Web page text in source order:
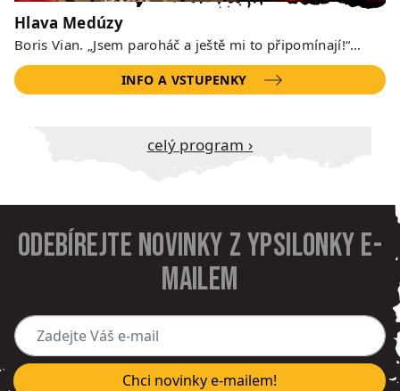
Hlava Medúzy
Boris Vian. „Jsem paroháč a ještě mi to připomínají!“…
INFO A VSTUPENKY
Celý program ›
Odebírejte novinky z Ypsilonky e-
mailem
Zadejte Váš e-mail
Chci novinky e-mailem!